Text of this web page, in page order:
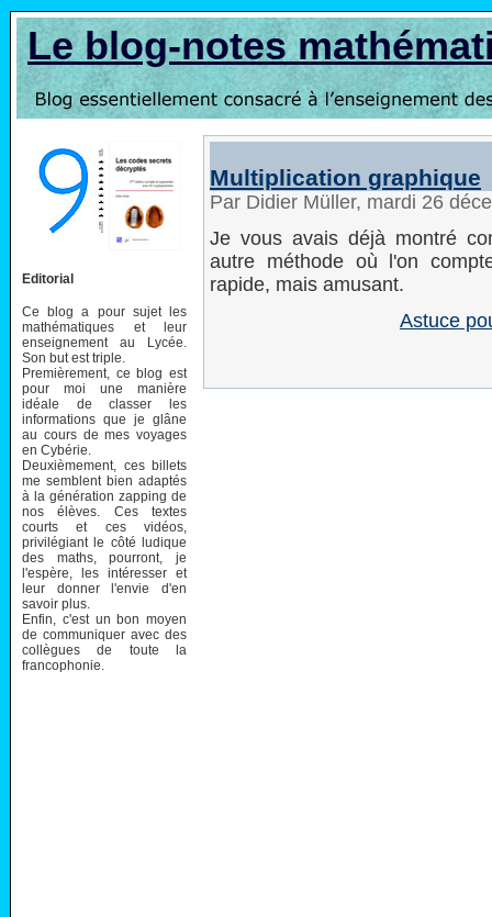
Le blog-notes
Editorial
Ce blog a pour sujet les
mathématiques et leur
enseignement au Lycée.
Son but est triple.
Premièrement, ce blog est
pour moi une manière
idéale de classer les
informations que je glâne
au cours de mes voyages
en Cybérie.
Deuxièmement, ces billets
me semblent bien adaptés
à la génération zapping de
nos élèves. Ces textes
courts et ces vidéos,
privilégiant le côté ludique
des maths, pourront, je
l'espère, les intéresser et
leur donner l'envie d'en
savoir plus.
Enfin, c'est un bon moyen
de communiquer avec des
collègues de toute la
francophonie.
Multiplication graphique
Par Didier Müller, mardi 26
Je vous avais déjà montré
autre méthode où l'on
rapide, mais amusant.
Astuce